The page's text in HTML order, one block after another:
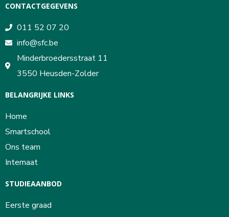
CONTACTGEGEVENS
011 52 07 20
info@sfc.be
Minderbroedersstraat 11
3550 Heusden-Zolder
BELANGRIJKE LINKS
Home
Smartschool
Ons team
Internaat
STUDIEAANBOD
Eerste graad